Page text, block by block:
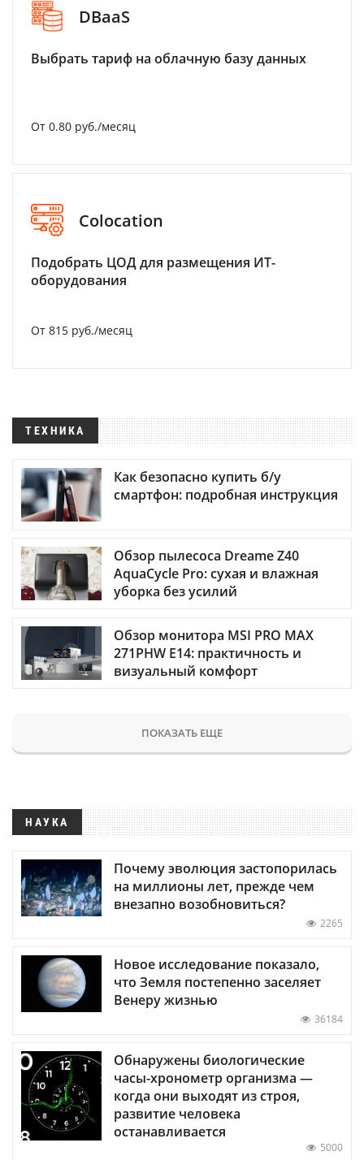
DBaaS
Выбрать тариф на облачную базу данных
От 0.80 руб./месяц
Colocation
Подобрать ЦОД для размещения ИТ-
оборудования
От 815 руб./месяц
ТЕХНИКА
Как безопасно купить б/у
смартфон: подробная инструкция
Обзор пылесоса Dreame Z40
AquaCycle Pro: сухая и влажная
уборка без усилий
Обзор монитора MSI PRO MAX
271PHW E14: практичность и
визуальный комфорт
ПОКАЗАТЬ ЕЩЕ
НАУКА
Почему эволюция застопорилась
на миллионы лет, прежде чем
внезапно возобновиться?
2265
Новое исследование показало,
что Земля постепенно заселяет
Венеру жизнью
36184
Обнаружены биологические
часы-хронометр организма —
когда они выходят из строя,
развитие человека
останавливается
5000